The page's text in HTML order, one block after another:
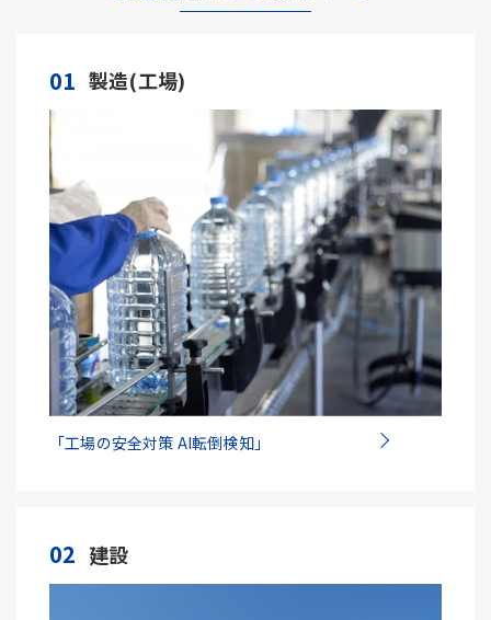
01 製造(工場)
「工場の安全対策 AI転倒検知」
02 建設